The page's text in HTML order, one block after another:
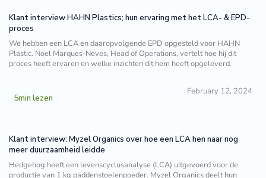
Klant interview HAHN Plastics; hun ervaring met het LCA- & EPD-
proces
We hebben een LCA en daaropvolgende EPD opgesteld voor HAHN
Plastic. Noel Marques-Neves, Head of Operations, vertelt hoe hij dit
proces heeft ervaren en welke inzichten dit hem heeft opgeleverd.
5min lezen
February 12, 2024
Klant interview: Myzel Organics over hoe een LCA hen naar nog
meer duurzaamheid leidde
Hedgehog heeft een levenscyclusanalyse (LCA) uitgevoerd voor de
productie van 1 kg paddenstoelenpoeder. Myzel Organics deelt hun